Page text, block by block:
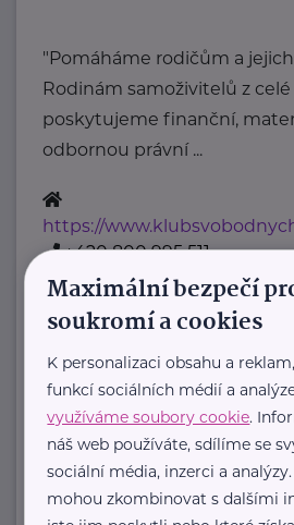
"Pomáháme rodičům a
Rodinám samoživitelů z celé
poskytujeme finanční,
odbornou právní ...
https://
+420 800 995 511
Povltavská 5/74 Praha 7 – Troja
"Dáváme oblečení nový
pomáháme potřebným."
Oděvní banka je charitativní
organizace, která
Maximální bezpečí
soukromí a cookies
K personalizaci obsahu a
funkcí sociálních médií a
využíváme soubory cookie.
náš web používáte, sdílíme se
sociální média, inzerci a
mohou zkombinovat s dalšími